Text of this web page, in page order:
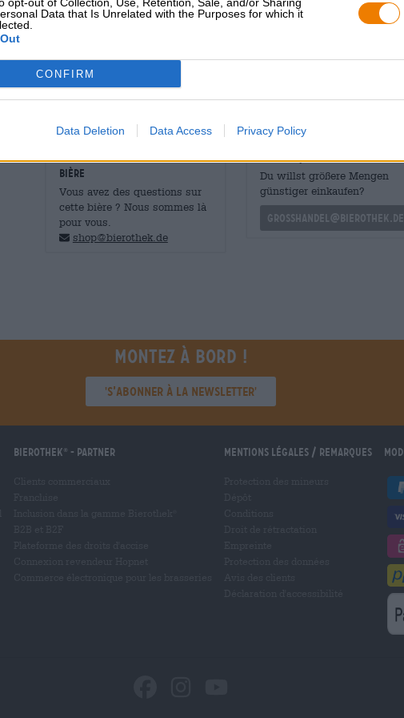
Data that Is Unrelated with the Purposes for which it
CONFIRM
Data Deletion Data Access Privacy Policy
distingue par un profil rond et un arôme fumé attrayant.
Même si Johann Georg Pfister lui-même ne peut plus profiter
de son bon cœur et de l'adoration de sa famille.
BIÈRE
Vous avez des questions sur
cette bière ? Nous sommes là
pour vous.
shop@bierothek.de
Du willst größere Mengen
günstiger einkaufen?
grosshandel@bierothek.de
Montez à bord !
'S’abonner à la newsletter'
Bierothek - Partner Mentions légales / Remarques